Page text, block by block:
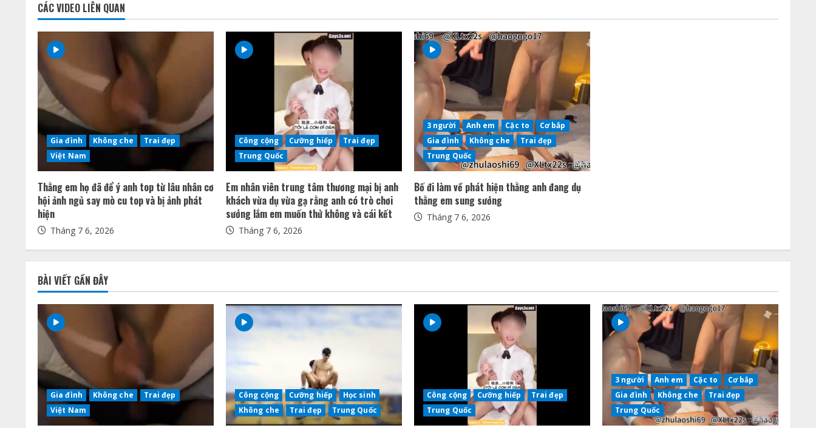
i
n
u
e
R
e
a
d
i
n
g
CÁC VIDEO LIÊN QUAN
Gia đình Không che
Trai đẹp
Việt Nam
Thằng em họ đã để ý anh top từ lâu nhân cơ
hội ảnh ngủ say mò cu top và bị ảnh phát
hiện
Tháng 7 6, 2026
Công cộng Cưỡng hiếp
Trai đẹp
Trung Quốc
Em nhân viên trung tâm thương mại bị anh
khách vừa dụ vừa gạ rằng anh có trò chơi
sướng lắm em muốn thử không và cái kết
Tháng 7 6, 2026
3 người Anh em Cặc to
Cơ bắp
Gia đình
Không che
Trai đẹp
Trung Quốc
Bố đi làm về phát hiện thằng anh đang dụ
thằng em sung sướng
Tháng 7 6, 2026
BÀI VIẾT GẦN ĐÂY
Gia đình Không che
Trai đẹp
Việt Nam
Công cộng Cưỡng hiếp
Học sinh
Không che
Trai đẹp Trung Quốc
Công cộng Cưỡng hiếp
Trai đẹp
Trung Quốc
3 người Anh em Cặc to
Cơ bắp
Gia đình
Không che
Trai đẹp
Trung Quốc